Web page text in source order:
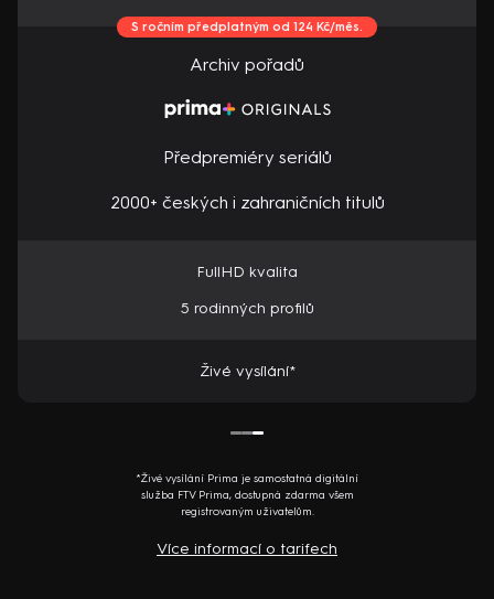
S ročním předplatným od 124 Kč/měs.
Archiv pořadů
Předpremiéry seriálů
2000+ českých i zahraničních titulů
FullHD kvalita
5 rodinných profilů
Živé vysílání*
*Živé vysílání Prima je samostatná digitální
služba FTV Prima, dostupná zdarma všem
registrovaným uživatelům.
Více informací o tarifech